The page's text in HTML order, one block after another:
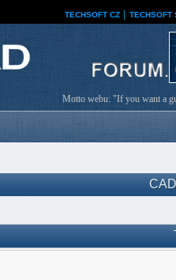
TECHSOFT CZ TECHSOFT
Motto webu: "If you want a